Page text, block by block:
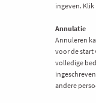
ingeven. Klik
Annulatie
Annuleren
voor de start
volledige
andere